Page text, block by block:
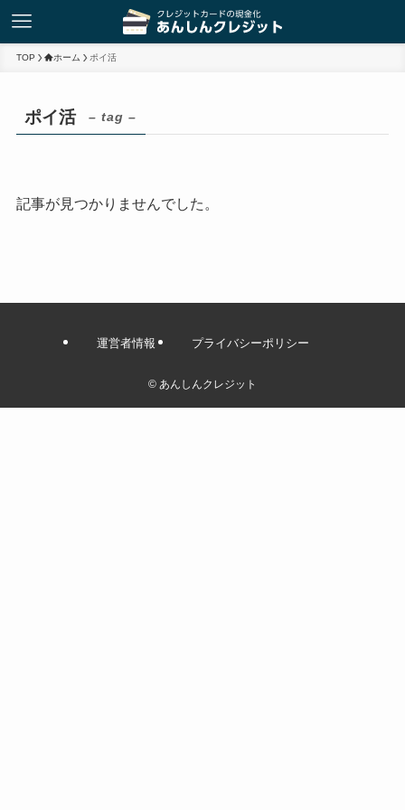
TOP ホーム ポイ活
ポイ活 – tag –
記事が見つかりませんでした。
運営者情報 プライバシーポリシー
© あんしんクレジット